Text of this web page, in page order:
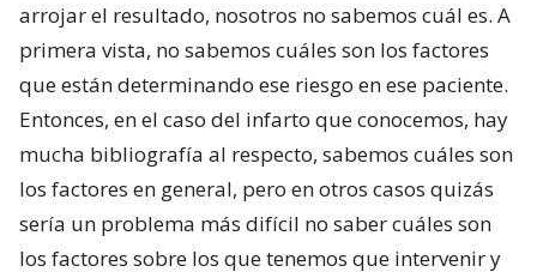
arrojar el resultado, nosotros no sabemos cuál es. A
primera vista, no sabemos cuáles son los factores
que están determinando ese riesgo en ese paciente.
Entonces, en el caso del infarto que conocemos, hay
mucha bibliografía al respecto, sabemos cuáles son
los factores en general, pero en otros casos quizás
sería un problema más difícil no saber cuáles son
los factores sobre los que tenemos que intervenir y